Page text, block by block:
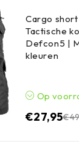
Cargo
Tactische
Defcon5 |
kleuren
Op
€
€27,95